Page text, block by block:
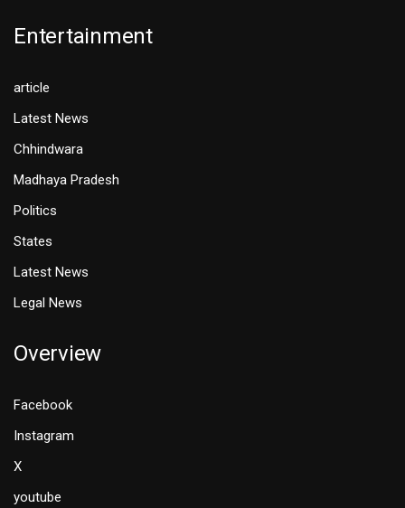
Entertainment
article
Latest News
Chhindwara
Madhaya Pradesh
Politics
States
Latest News
Legal News
Overview
Facebook
Instagram
X
youtube